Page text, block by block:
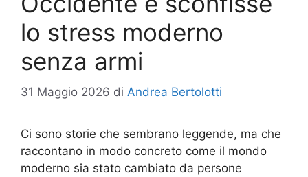
lo stress moderno
senza armi
31 Maggio 2026 di Andrea Bertolotti
Ci sono storie che sembrano leggende, ma che
raccontano in modo concreto come il mondo
moderno sia stato cambiato da persone